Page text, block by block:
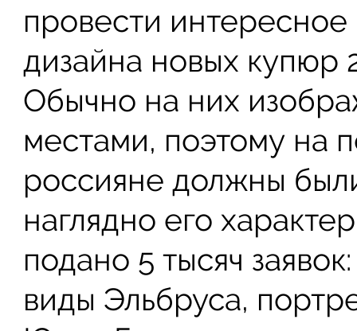
провести
дизайна новых купюр
Обычно на них
местами, поэтому на
россияне должны
наглядно его
подано 5 тысяч
виды Эльбруса,